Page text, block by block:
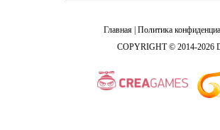
Главная Политика
COPYRIGHT © 2014-2026